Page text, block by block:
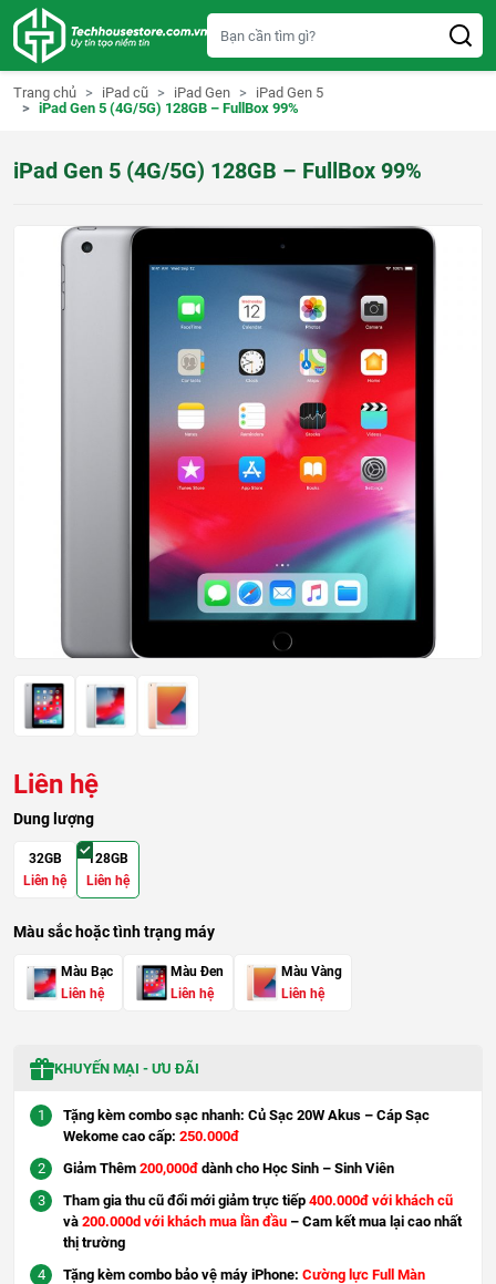
Trang chủ iPad cũ iPad Gen
iPad Gen 5
iPad Gen 5 (4G/5G) 128GB – FullBox 99%
iPad Gen 5 (4G/5G) 128GB – FullBox 99%
Liên hệ
Dung lượng
32GB
Liên hệ
128GB
Liên hệ
Màu sắc hoặc tình trạng máy
Màu Bạc
Liên hệ
Màu Đen
Liên hệ
Màu Vàng
Liên hệ
KHUYẾN MẠI - ƯU ĐÃI
Tặng kèm combo sạc nhanh: Củ Sạc 20W Akus – Cáp Sạc
Wekome cao cấp: 250.000đ
Giảm Thêm 200,000đ dành cho Học Sinh – Sinh Viên
Tham gia thu cũ đổi mới giảm trực tiếp 400.000đ với khách cũ
và 200.000d với khách mua lần đầu – Cam kết mua lại cao nhất
thị trường
Tặng kèm combo bảo vệ máy iPhone: Cường lực Full Màn